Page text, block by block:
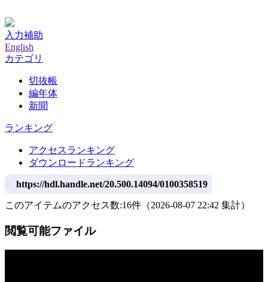
入力補助
English
カテゴリ
切抜帳
編年体
新聞
ランキング
アクセスランキング
ダウンロードランキング
https://hdl.handle.net/20.500.14094/0100358519
このアイテムのアクセス数:16件 （2026-08-07 22:42 集計）
閲覧可能ファイル